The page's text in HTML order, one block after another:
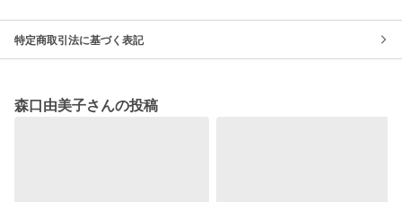
特定商取引法に基づく表記
森口由美子さんの投稿